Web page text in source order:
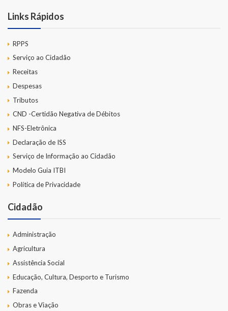
Links Rápidos
RPPS
Serviço ao Cidadão
Receitas
Despesas
Tributos
CND -Certidão Negativa de Débitos
NFS-Eletrônica
Declaração de ISS
Serviço de Informação ao Cidadão
Modelo Guia ITBI
Política de Privacidade
Cidadão
Administração
Agricultura
Assistência Social
Educação, Cultura, Desporto e Turismo
Fazenda
Obras e Viação